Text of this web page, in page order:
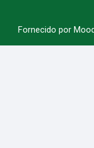
Fornecido por